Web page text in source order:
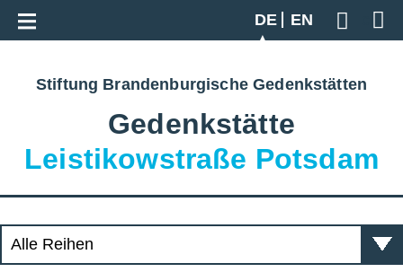
DE
EN
Geben
Zur Gesamtübersicht
Stiftung Brandenburgische Gedenkstätten
Gedenkstätte
Leistikowstraße Potsdam